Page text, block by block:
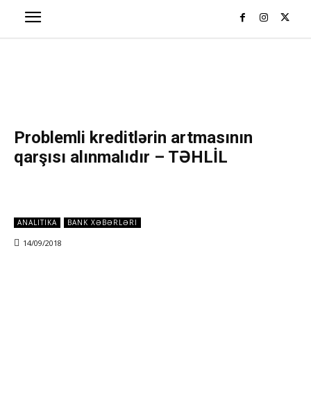
Problemli kreditlərin artmasının
qarşısı alınmalıdır – TƏHLİL
ANALITIKA BANK XƏBƏRLƏRI
14/09/2018